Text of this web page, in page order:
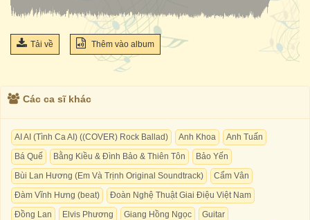
Tải về Thêm vào album
Các ca sĩ khác
AI AI (Tình Ca AI) ((COVER) Rock Ballad) Anh Khoa
Anh Tuấn
Bá Quế
Bằng Kiều & Đình Bảo & Thiên Tôn
Bảo Yến
Bùi Lan Hương (Em Và Trịnh Original Soundtrack)
Cẩm Vân
Đàm Vĩnh Hưng (beat)
Đoàn Nghệ Thuật Giai Điệu Việt Nam
Đồng Lan
Elvis Phương Giang Hồng Ngọc
Guitar